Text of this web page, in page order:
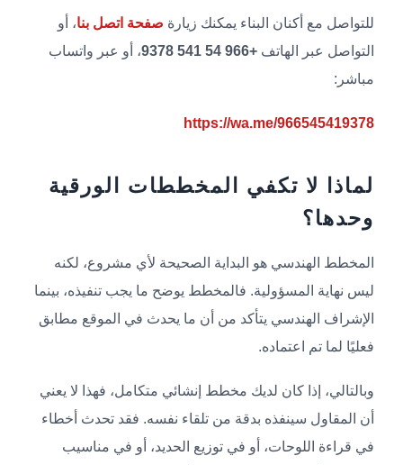
للتواصل مع أكنان البناء يمكنك زيارة صفحة اتصل بنا، أو
التواصل عبر الهاتف +966 54 541 9378
، أو عبر واتساب
مباشر:
https://wa.me/966545419378
لماذا لا تكفي المخططات الورقية
وحدها؟
المخطط الهندسي هو البداية الصحيحة لأي مشروع، لكنه
ليس نهاية المسؤولية. فالمخطط يوضح ما يجب تنفيذه، بينما
الإشراف الهندسي يتأكد من أن ما يحدث في الموقع مطابق
فعليًا لما تم اعتماده.
وبالتالي، إذا كان لديك مخطط إنشائي متكامل، فهذا لا يعني
أن المقاول سينفذه بدقة من تلقاء نفسه. فقد تحدث أخطاء
في قراءة اللوحات، أو في توزيع الحديد، أو في مناسيب